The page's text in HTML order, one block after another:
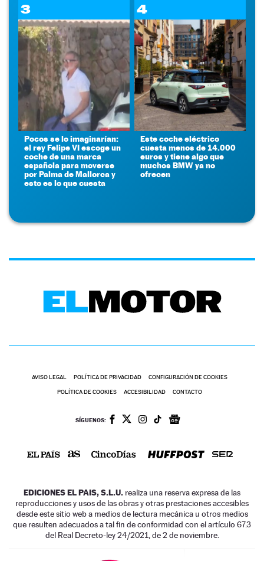
3
Pocos se lo imaginarían:
el rey Felipe VI escoge un
coche de una marca
española para moverse
por Palma de Mallorca y
esto es lo que cuesta
4
Este coche eléctrico
cuesta menos de 14.000
euros y tiene algo que
muchos BMW ya no
ofrecen
AVISO LEGAL POLÍTICA DE PRIVACIDAD CONFIGURACIÓN DE COOKIES
POLÍTICA DE COOKIES ACCESIBILIDAD CONTACTO
SÍGUENOS:
EDICIONES EL PAIS, S.L.U. realiza una reserva expresa de las
reproducciones y usos de las obras y otras prestaciones accesibles
desde este sitio web a medios de lectura mecánica u otros medios
que resulten adecuados a tal fin de conformidad con el artículo 67.3
del Real Decreto-ley 24/2021, de 2 de noviembre.